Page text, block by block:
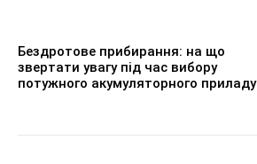
Бездротове прибирання: на що
звертати увагу під час вибору
потужного акумуляторного приладу